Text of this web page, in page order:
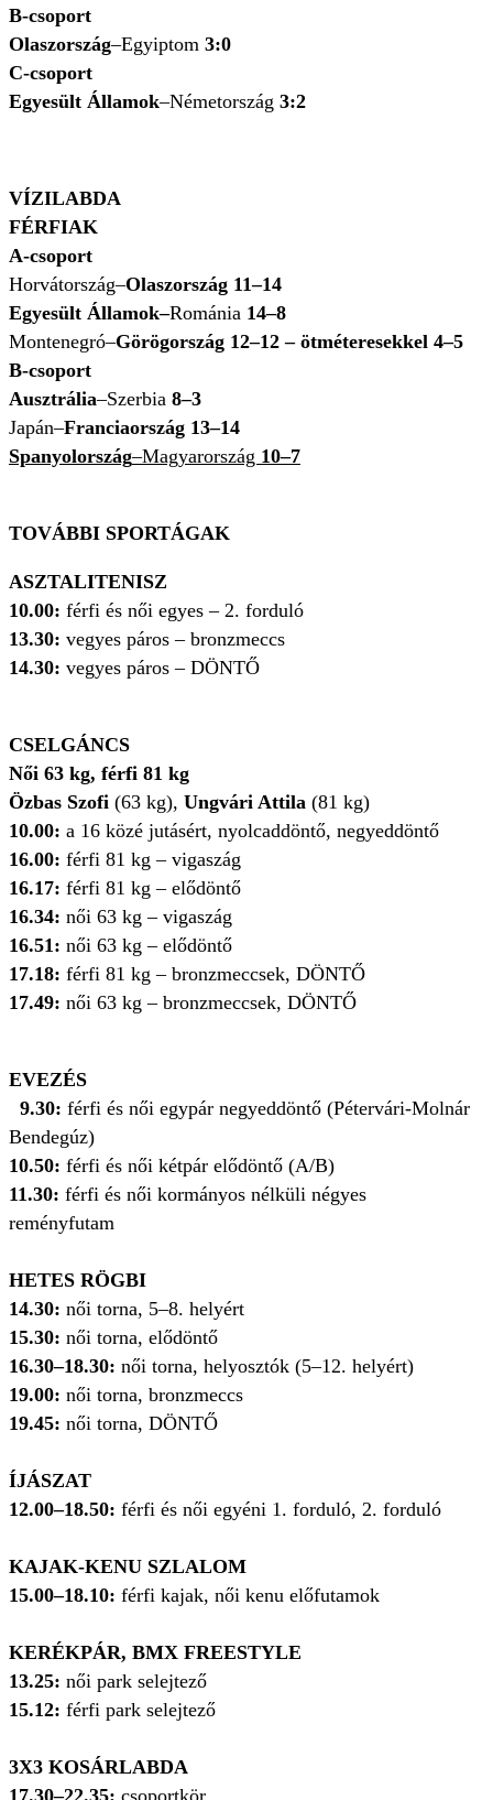
B-csoport
Olaszország–Egyiptom 3:0
C-csoport
Egyesült Államok–Németország 3:2
VÍZILABDA
FÉRFIAK
A-csoport
Horvátország–Olaszország 11–14
Egyesült Államok–Románia 14–8
Montenegró–Görögország 12–12 – ötméteresekkel 4–5
B-csoport
Ausztrália–Szerbia 8–3
Japán–Franciaország 13–14
Spanyolország–Magyarország 10–7
TOVÁBBI SPORTÁGAK
ASZTALITENISZ
10.00: férfi és női egyes – 2. forduló
13.30: vegyes páros – bronzmeccs
14.30: vegyes páros – DÖNTŐ
CSELGÁNCS
Női 63 kg, férfi 81 kg
Özbas Szofi (63 kg), Ungvári Attila (81 kg)
10.00: a 16 közé jutásért, nyolcaddöntő, negyeddöntő
16.00: férfi 81 kg – vigaszág
16.17: férfi 81 kg – elődöntő
16.34: női 63 kg – vigaszág
16.51: női 63 kg – elődöntő
17.18: férfi 81 kg – bronzmeccsek, DÖNTŐ
17.49: női 63 kg – bronzmeccsek, DÖNTŐ
EVEZÉS
9.30: férfi és női egypár negyeddöntő (Pétervári-Molnár
Bendegúz)
10.50: férfi és női kétpár elődöntő (A/B)
11.30: férfi és női kormányos nélküli négyes
reményfutam
HETES RÖGBI
14.30: női torna, 5–8. helyért
15.30: női torna, elődöntő
16.30–18.30: női torna, helyosztók (5–12. helyért)
19.00: női torna, bronzmeccs
19.45: női torna, DÖNTŐ
ÍJÁSZAT
12.00–18.50: férfi és női egyéni 1. forduló, 2. forduló
KAJAK-KENU SZLALOM
15.00–18.10: férfi kajak, női kenu előfutamok
KERÉKPÁR, BMX FREESTYLE
13.25: női park selejtező
15.12: férfi park selejtező
3X3 KOSÁRLABDA